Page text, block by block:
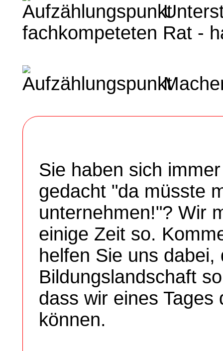
fachkompeteten Rat -
Sie haben sich
gedacht "da müsste
unternehmen!"? Wir
einige Zeit so.
helfen Sie uns dabei,
Bildungslandschaft
dass wir eines
können.